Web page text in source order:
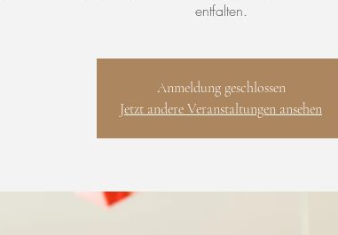
entfalten.
Anmeldung geschlossen
Jetzt andere Veranstaltungen ansehen